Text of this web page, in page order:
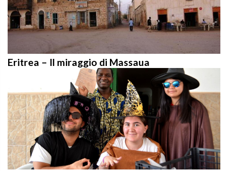
Eritrea – Il miraggio di Massaua